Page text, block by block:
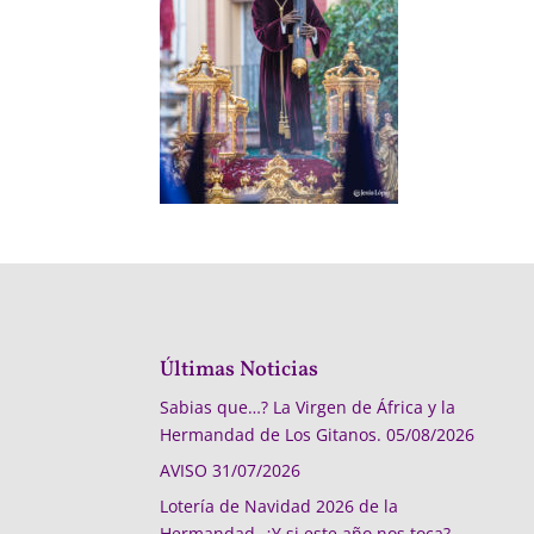
Últimas Noticias
Sabias que…? La Virgen de África y la
Hermandad de Los Gitanos. 05/08/2026
AVISO 31/07/2026
Lotería de Navidad 2026 de la